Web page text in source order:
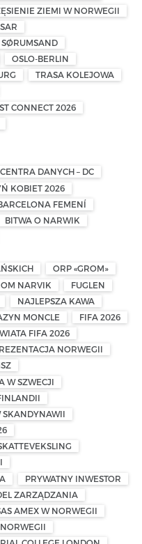
ZIEMI W NORWEGII
SØRUMSAND
OSLO-BERLIN
TRASA KOLEJOWA
CONNECT 2026
CENTRA DANYCH – DC
KOBIET 2026
FEMENÍ
BITWA O NARWIK
ORP «GROM»
OM NARVIK
FUGLEN
NAJLEPSZA KAWA
MONCLE
FIFA 2026
FIFA 2026
NORWEGII
W SZWECJI
SKANDYNAWII
PRYWATNY INWESTOR
ZARZĄDZANIA
AMEX W NORWEGII